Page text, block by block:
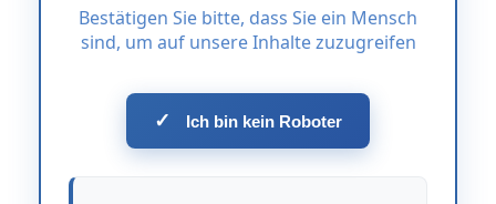
Bestätigen Sie bitte, dass Sie ein Mensch
sind, um auf unsere Inhalte zuzugreifen
✓ Ich bin kein Roboter